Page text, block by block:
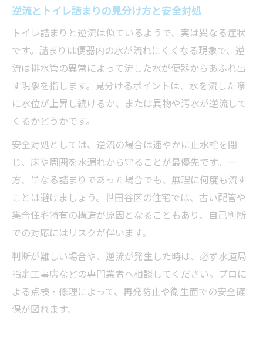
日常生活でできるトイレ詰まり予防のコツ
トイレ詰まり逆流を防ぐための基本チェッ
ク
逆流を伴うトイレ詰まりの再発防止策
逆流とトイレ詰まりの見分け方と安全対処
トイレ詰まりと逆流は似ているようで、実は異なる症状
です。詰まりは便器内の水が流れにくくなる現象で、逆
流は排水管の異常によって流した水が便器からあふれ出
す現象を指します。見分けるポイントは、水を流した際
に水位が上昇し続けるか、または異物や汚水が逆流して
くるかどうかです。
安全対処としては、逆流の場合は速やかに止水栓を閉
じ、床や周囲を水漏れから守ることが最優先です。一
方、単なる詰まりであった場合でも、無理に何度も流す
ことは避けましょう。世田谷区の住宅では、古い配管や
集合住宅特有の構造が原因となることもあり、自己判断
での対応にはリスクが伴います。
判断が難しい場合や、逆流が発生した時は、必ず水道局
指定工事店などの専門業者へ相談してください。プロに
よる点検・修理によって、再発防止や衛生面での安全確
保が図れます。